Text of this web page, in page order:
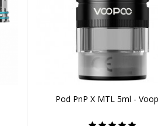
Pod PnP X MTL 5ml -